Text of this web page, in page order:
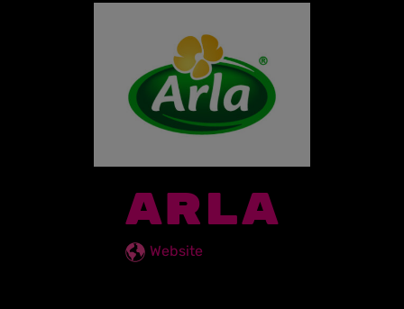
ARLA
Website